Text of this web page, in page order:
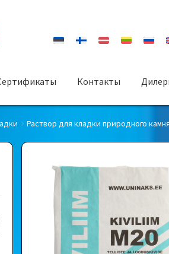
Контакты
Раствор для кладки природного камня